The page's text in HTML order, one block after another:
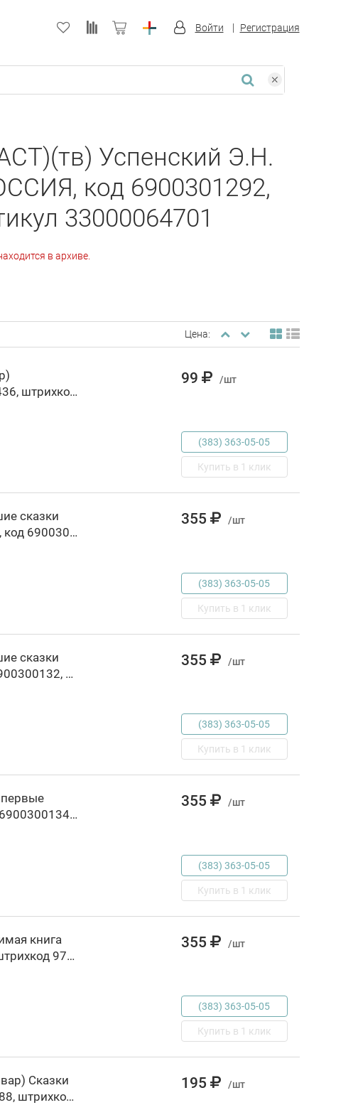
Войти Регистрация
Успенский Э.Н.
код 6900301292,
33000064701
в архиве.
Цена:
Скороговорки, РОССИЯ, код 6900301436, штрихкод 978597810886, артикул 931002133
99 /шт
(383) 363-05-05
Купить в 1 клик
сказки
д/малышей Д/детей от 3 лет, РОССИЯ, код 6900300131, штрихкод 978535305532, артикул 33000125117
355 /шт
(383) 363-05-05
Купить в 1 клик
сказки
мира Д/детей от 3 лет, РОССИЯ, код 6900300132, штрихкод 978535305533, артикул 33000125118
355 /шт
(383) 363-05-05
Купить в 1 клик
сказки Д/детей от 3 лет, РОССИЯ, код 6900300134, штрихкод 978535305560, артикул 88000007289
355 /шт
(383) 363-05-05
Купить в 1 клик
книга
малышей, РОССИЯ, код 6900300294, штрихкод 978535305711, артикул 88000018909
355 /шт
(383) 363-05-05
Купить в 1 клик
Сказки
для малышей, РОССИЯ, код 6900300888, штрихкод 978597810932, артикул 25000176482
195 /шт